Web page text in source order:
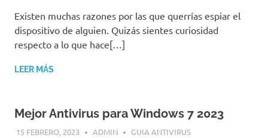
Existen muchas razones por las que querrías espiar el
dispositivo de alguien. Quizás sientes curiosidad
respecto a lo que hace[…]
LEER MÁS
Mejor Antivirus para Windows 7 2023
15 FEBRERO, 2023 ADMIN GUIA ANTIVIRUS